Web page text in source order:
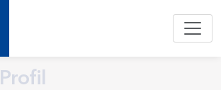
Profil